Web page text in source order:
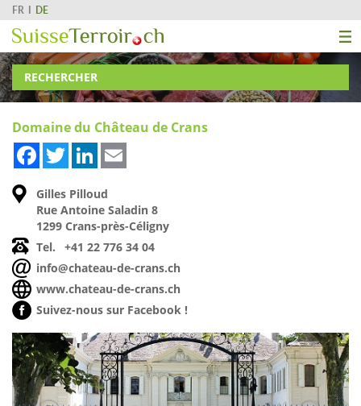
FR DE
RECHERCHER
Domaine du Château de Crans
FacebookTwitterLinkedIn
Gilles Pilloud
Rue Antoine Saladin 8
1299 Crans-près-Céligny
Tel.
+41 22 776 34 04
info@chateau-de-crans.ch
www.chateau-de-crans.ch
Suivez-nous sur Facebook !